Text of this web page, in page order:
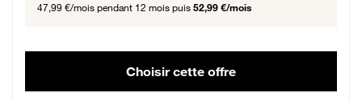
47,99 €/mois pendant 12 mois puis 52,99 €/mois
Choisir cette offre